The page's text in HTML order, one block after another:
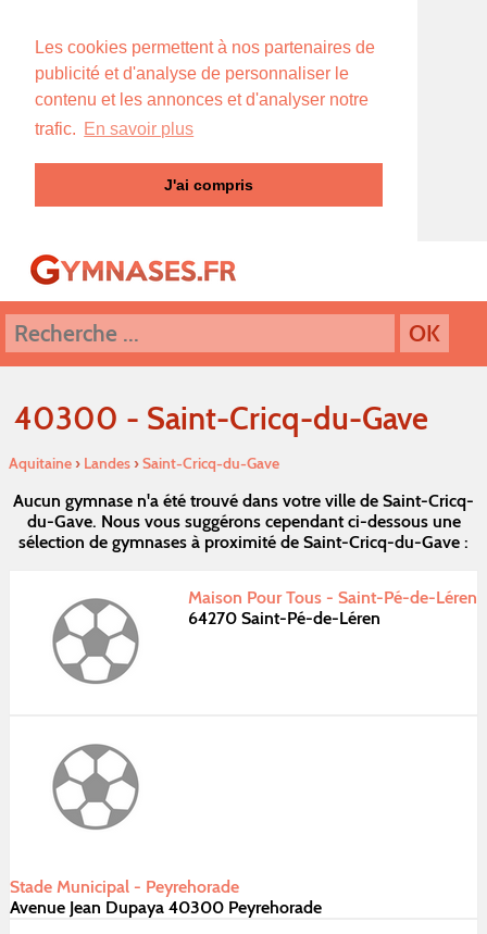
Les cookies permettent à nos partenaires de
publicité et d'analyse de personnaliser le
contenu et les annonces et d'analyser notre
trafic. En savoir plus
J'ai compris
40300 - Saint-Cricq-du-Gave
Aquitaine› Landes›Saint-Cricq-du-Gave
Aucun gymnase n'a été trouvé dans votre ville de Saint-Cricq-
du-Gave. Nous vous suggérons cependant ci-dessous une
sélection de gymnases à proximité de Saint-Cricq-du-Gave :
Maison Pour Tous - Saint-Pé-de-Léren
64270 Saint-Pé-de-Léren
Stade Municipal - Peyrehorade
Avenue Jean Dupaya 40300 Peyrehorade